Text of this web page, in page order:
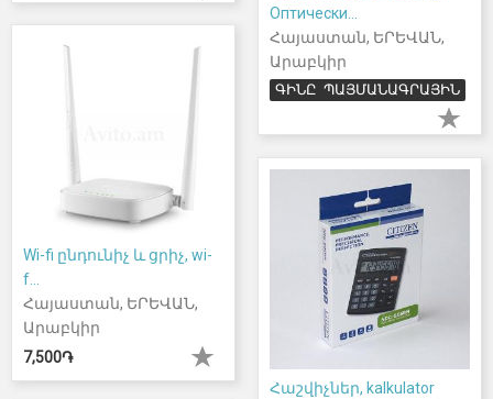
Оптически...
Հայաստան, ԵՐԵՎԱՆ,
Արաբկիր
ԳԻՆԸ ՊԱՅՄԱՆԱԳՐԱՅԻՆ
Wi-fi ընդունիչ և ցրիչ, wi-
f...
Հայաստան, ԵՐԵՎԱՆ,
Արաբկիր
7,500֏
Հաշվիչներ, kalkulator